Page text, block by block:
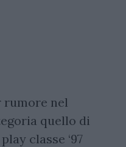
rumore nel
quello di
classe ‘97